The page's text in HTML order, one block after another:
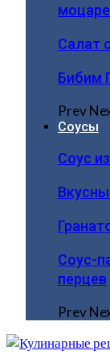
Салат
Бибим
Prev
Соусы
Соус
Соус-
перцев
Prev